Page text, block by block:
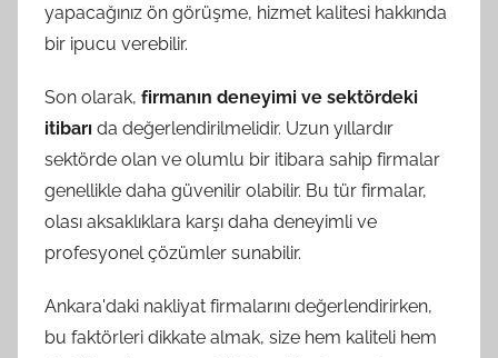
yapacağınız ön görüşme, hizmet kalitesi hakkında
bir ipucu verebilir.
Son olarak, firmanın deneyimi ve sektördeki
itibarı da değerlendirilmelidir. Uzun yıllardır
sektörde olan ve olumlu bir itibara sahip firmalar
genellikle daha güvenilir olabilir. Bu tür firmalar,
olası aksaklıklara karşı daha deneyimli ve
profesyonel çözümler sunabilir.
Ankara'daki nakliyat firmalarını değerlendirirken,
bu faktörleri dikkate almak, size hem kaliteli hem